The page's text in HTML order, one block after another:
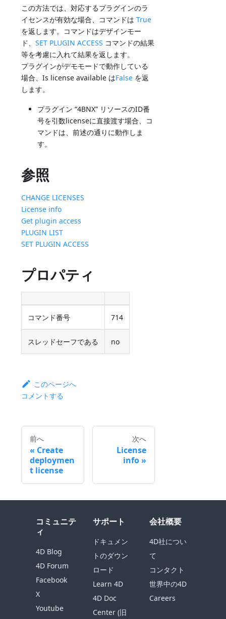
この方法では、対応するプラグインのラ
イセンスが有効な場合、コマンドはTrue
を返します。コマンドはデザインモー
ド、SET PLUGIN ACCESS コマンドの結果
等を考慮に入れて結果を返します。
プラグインがデモモードで動作している
場合、Is license available はFalse を返
します。
プラグイン “4BNX” リソースのID番
号を引数licenseに直接渡す場合、コ
マンドは、前述の通りに動作しま
す。
参照
CHANGE LICENSES
License info
Get plugin access
PLUGIN LIST
SET PLUGIN ACCESS
プロパティ
コマンド番号 714
スレッドセーフである no
このページへ
コメントする
前へ
Create
deploymen
t license
次へ
License
info
コミュニテ
ィ
4D Blog
4D Forum
Facebook
X
Youtube
サポート
ドキュメン
トのダウン
ロード
Learn 4D
4D Doc
Center (旧
会社概要
4D社につい
て
コンタクト
世界中の4D
Careers